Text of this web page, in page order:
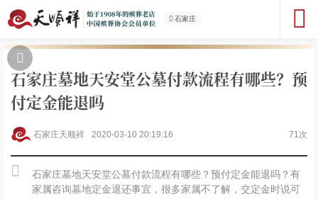
石家庄
石家庄墓地天安堂公墓付款流程有哪些？预
付定金能退吗
石家庄天顺祥 2020-03-10 20:19:16 71次
石家庄墓地天安堂公墓付款流程有哪些？预付定金能退吗？有
家属咨询墓地定金退还事宜，很多家属不了解，交定金时说可